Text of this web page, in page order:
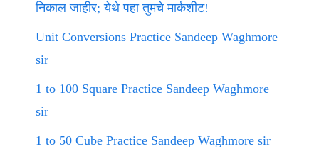
निकाल जाहीर; येथे पहा तुमचे मार्कशीट!
Unit Conversions Practice Sandeep Waghmore
sir
1 to 100 Square Practice Sandeep Waghmore
sir
1 to 50 Cube Practice Sandeep Waghmore sir